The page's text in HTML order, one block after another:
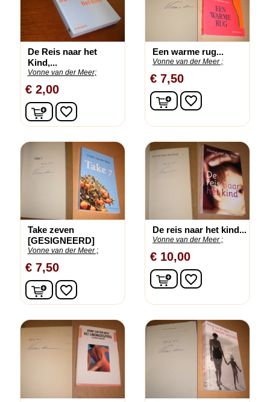
De Reis naar het
Kind,...
Vonne van der Meer;
€ 2,00
In winkelwagen
favorite_border
Een warme rug...
Vonne van der Meer ;
€ 7,50
In winkelwagen
favorite_border
Take zeven
[GESIGNEERD]
Vonne van der Meer ;
€ 7,50
In winkelwagen
favorite_border
De reis naar het kind...
Vonne van der Meer ;
€ 10,00
In winkelwagen
favorite_border